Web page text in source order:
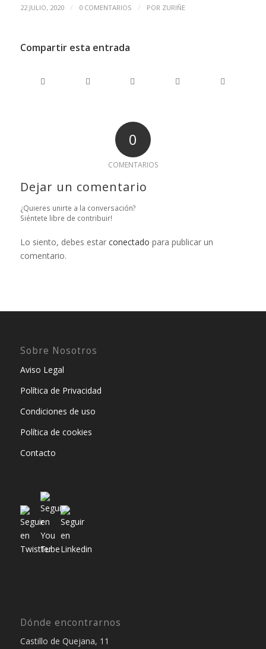
22 JULIO, 2020 / 0 COMENTARIOS / POR ZURIÑE
Compartir esta entrada
0
COMENTARIOS
Dejar un comentario
¿Quieres unirte a la conversación?
Siéntete libre de contribuir!
Lo siento, debes estar conectado para publicar un
comentario.
Sobre Nosotros
Aviso Legal
Política de Privacidad
Condiciones de uso
Política de cookies
Contacto
Dónde encontrarnos
Castillo de Quejana, 11